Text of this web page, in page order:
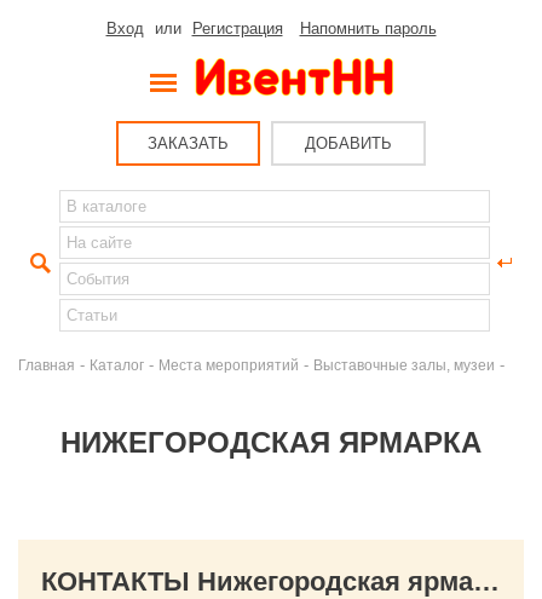
Вход или Регистрация Напомнить пароль
ЗАКАЗАТЬ ДОБАВИТЬ
Главная - Каталог - Места мероприятий - Выставочные залы, музеи -
НИЖЕГОРОДСКАЯ ЯРМАРКА
КОНТАКТЫ Нижегородская ярмарка